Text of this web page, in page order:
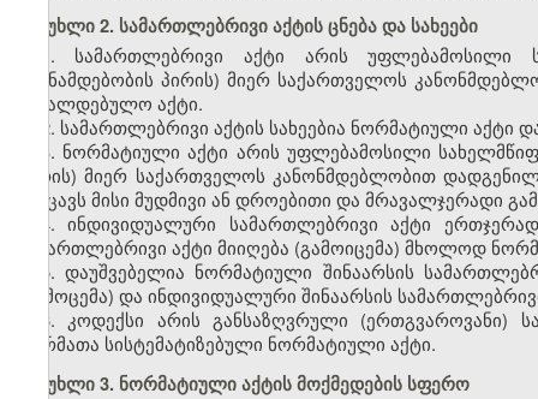
მუხლი 2. სამართლებრივი აქტის ცნება და სახეები
1. სამართლებრივი აქტი არის უფლებამოსილი
(თანამდებობის პირის) მიერ საქართველოს
სავალდებულო აქტი.
2. სამართლებრივი აქტის სახეებია ნორმატიული აქტი
3. ნორმატიული აქტი არის უფლებამოსილი
პირის) მიერ საქართველოს კანონმდებლობით
შეიცავს მისი მუდმივი ან დროებითი და მრავალჯერადი
4. ინდივიდუალური სამართლებრივი აქტი
სამართლებრივი აქტი მიიღება (გამოიცემა) მხოლოდ
5. დაუშვებელია ნორმატიული შინაარსის
(გამოცემა) და ინდივიდუალური შინაარსის
6. კოდექსი არის განსაზღვრული (ერთგვაროვანი)
ნორმათა სისტემატიზებული ნორმატიული აქტი.
მუხლი 3. ნორმატიული აქტის მოქმედების სფერო